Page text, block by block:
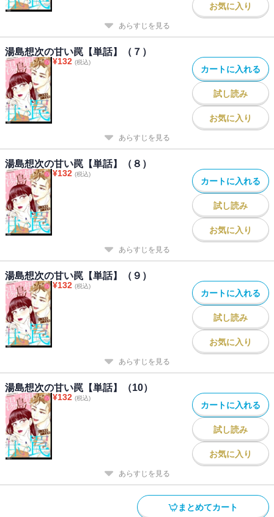
お気に入り
あらすじを見る
湯島想次の甘い罠【単話】（７）
¥132 (税込)
カートに入れる
試し読み
お気に入り
あらすじを見る
湯島想次の甘い罠【単話】（８）
¥132 (税込)
カートに入れる
試し読み
お気に入り
あらすじを見る
湯島想次の甘い罠【単話】（９）
¥132 (税込)
カートに入れる
試し読み
お気に入り
あらすじを見る
湯島想次の甘い罠【単話】（10）
¥132 (税込)
カートに入れる
試し読み
お気に入り
あらすじを見る
まとめてカート